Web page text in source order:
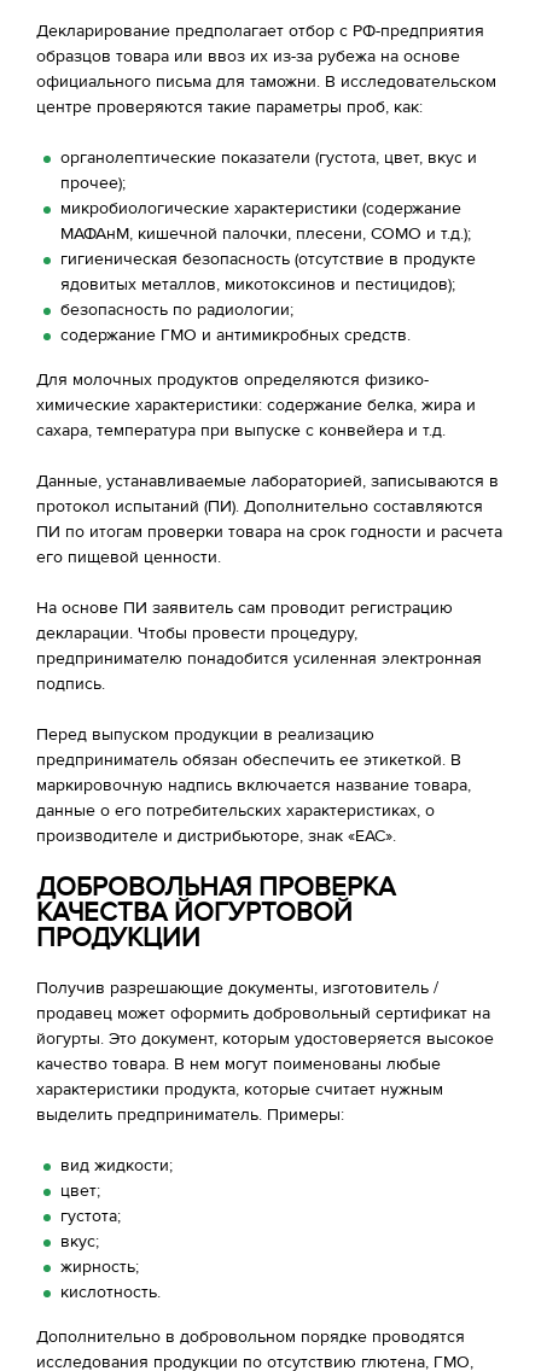
Декларирование предполагает отбор с РФ-предприятия
образцов товара или ввоз их из-за рубежа на основе
официального письма для таможни. В исследовательском
центре проверяются такие параметры проб, как:
органолептические показатели (густота, цвет, вкус и
прочее);
микробиологические характеристики (содержание
МАФАнМ, кишечной палочки, плесени, СОМО и т.д.);
гигиеническая безопасность (отсутствие в продукте
ядовитых металлов, микотоксинов и пестицидов);
безопасность по радиологии;
содержание ГМО и антимикробных средств.
Для молочных продуктов определяются физико-
химические характеристики: содержание белка, жира и
сахара, температура при выпуске с конвейера и т.д.
Данные, устанавливаемые лабораторией, записываются в
протокол испытаний (ПИ). Дополнительно составляются
ПИ по итогам проверки товара на срок годности и расчета
его пищевой ценности.
На основе ПИ заявитель сам проводит регистрацию
декларации. Чтобы провести процедуру,
предпринимателю понадобится усиленная электронная
подпись.
Перед выпуском продукции в реализацию
предприниматель обязан обеспечить ее этикеткой. В
маркировочную надпись включается название товара,
данные о его потребительских характеристиках, о
производителе и дистрибьюторе, знак «ЕАС».
ДОБРОВОЛЬНАЯ ПРОВЕРКА
КАЧЕСТВА ЙОГУРТОВОЙ
ПРОДУКЦИИ
Получив разрешающие документы, изготовитель /
продавец может оформить добровольный сертификат на
йогурты. Это документ, которым удостоверяется высокое
качество товара. В нем могут поименованы любые
характеристики продукта, которые считает нужным
выделить предприниматель. Примеры:
вид жидкости;
цвет;
густота;
вкус;
жирность;
кислотность.
Дополнительно в добровольном порядке проводятся
исследования продукции по отсутствию глютена, ГМО,